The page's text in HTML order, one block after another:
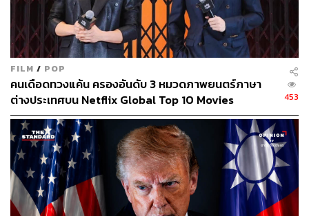
และหากจะพูดถึงความสำเร็จของเรื่องนี้ ปฏิเสธไม่ได้เลยว่า
เกินครึ่งมาจากพลังแบกเรื่องของ อิมจียอน เธอคือนางเอก
แถวหน้าที่ไม่ได้เริ่มจากบทสาวหวานสวยใสแต่เริ่มต้นอาชีพ
ด้วยเสน่ห์เย้ายวนในภาพยนตร์ยุคแรกๆ จนมาถึงจุดเปลี่ยน
สำคัญในบท พัคยอนจิน จาก The Glory ทำให้เกิดภาพจำว่า
FILM / POP
คนเดือดทวงแค้น ครองอันดับ 3 หมวดภาพยนตร์ภาษา
ต่างประเทศบน Netflix Global Top 10 Movies
453